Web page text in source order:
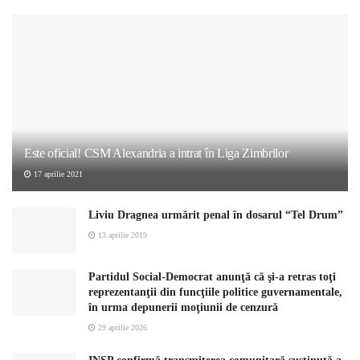
Este oficial! CSM Alexandria a intrat în Liga Zimbrilor
17 aprilie 2021
Liviu Dragnea urmărit penal în dosarul “Tel Drum”
13 aprilie 2019
Partidul Social-Democrat anunţă că şi-a retras toţi
reprezentanţii din funcţiile politice guvernamentale,
în urma depunerii moţiunii de cenzură
29 aprilie 2026